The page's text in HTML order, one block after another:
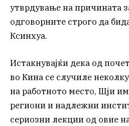
утврдување на причината
одговорните строго да
Ксинхуа.
Истакнувајќи дека од
во Кина се случиле
на работното место, Шји
региони и надлежни
сериозни лекции од овие